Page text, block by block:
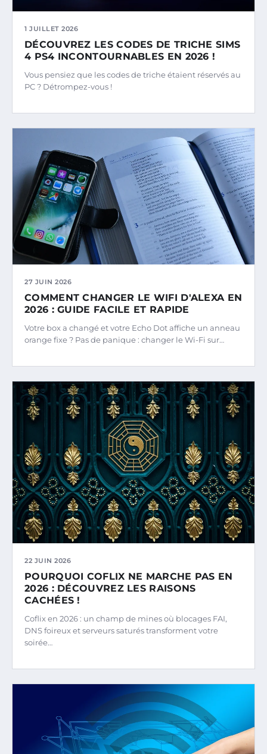
1 JUILLET 2026
DÉCOUVREZ LES CODES DE TRICHE SIMS
4 PS4 INCONTOURNABLES EN 2026 !
Vous pensiez que les codes de triche étaient réservés au
PC ? Détrompez-vous !
27 JUIN 2026
COMMENT CHANGER LE WIFI D'ALEXA EN
2026 : GUIDE FACILE ET RAPIDE
Votre box a changé et votre Echo Dot affiche un anneau
orange fixe ? Pas de panique : changer le Wi-Fi sur…
22 JUIN 2026
POURQUOI COFLIX NE MARCHE PAS EN
2026 : DÉCOUVREZ LES RAISONS
CACHÉES !
Coflix en 2026 : un champ de mines où blocages FAI,
DNS foireux et serveurs saturés transforment votre
soirée…